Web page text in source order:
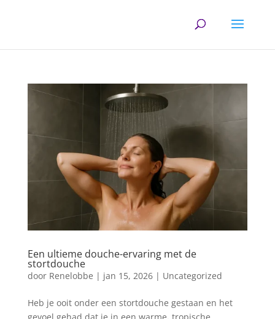
Een ultieme douche-ervaring met de
stortdouche
door Renelobbe | jan 15, 2026| Uncategorized
Heb je ooit onder een stortdouche gestaan en het